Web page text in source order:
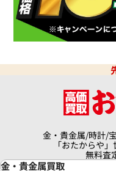
日時点の参考買取価格
金・貴金属/時計/
「おたからや
無料査
金・貴金属買取